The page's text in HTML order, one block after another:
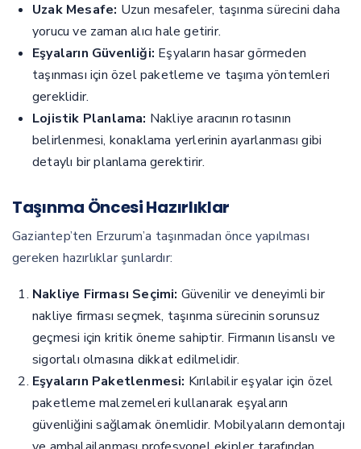
Uzak Mesafe: Uzun mesafeler, taşınma sürecini daha
yorucu ve zaman alıcı hale getirir.
Eşyaların Güvenliği: Eşyaların hasar görmeden
taşınması için özel paketleme ve taşıma yöntemleri
gereklidir.
Lojistik Planlama: Nakliye aracının rotasının
belirlenmesi, konaklama yerlerinin ayarlanması gibi
detaylı bir planlama gerektirir.
Taşınma Öncesi Hazırlıklar
Gaziantep’ten Erzurum’a taşınmadan önce yapılması
gereken hazırlıklar şunlardır:
Nakliye Firması Seçimi: Güvenilir ve deneyimli bir
nakliye firması seçmek, taşınma sürecinin sorunsuz
geçmesi için kritik öneme sahiptir. Firmanın lisanslı ve
sigortalı olmasına dikkat edilmelidir.
Eşyaların Paketlenmesi: Kırılabilir eşyalar için özel
paketleme malzemeleri kullanarak eşyaların
güvenliğini sağlamak önemlidir. Mobilyaların demontajı